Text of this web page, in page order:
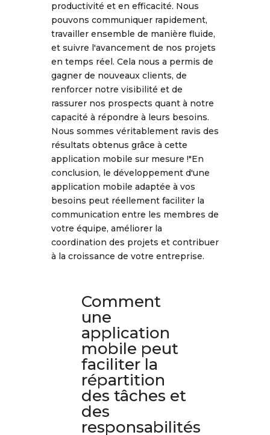
productivité et en efficacité. Nous
pouvons communiquer rapidement,
travailler ensemble de manière fluide,
et suivre l'avancement de nos projets
en temps réel. Cela nous a permis de
gagner de nouveaux clients, de
renforcer notre visibilité et de
rassurer nos prospects quant à notre
capacité à répondre à leurs besoins.
Nous sommes véritablement ravis des
résultats obtenus grâce à cette
application mobile sur mesure !"En
conclusion, le développement d'une
application mobile adaptée à vos
besoins peut réellement faciliter la
communication entre les membres de
votre équipe, améliorer la
coordination des projets et contribuer
à la croissance de votre entreprise.
Comment
une
application
mobile peut
faciliter la
répartition
des tâches et
des
responsabilités